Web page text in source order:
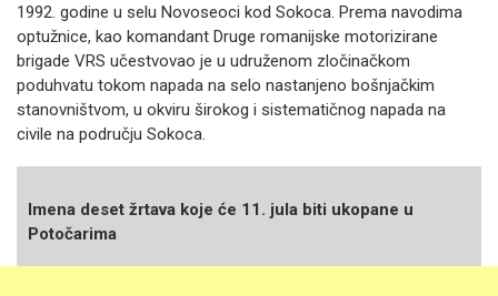
1992. godine u selu Novoseoci kod Sokoca. Prema navodima
optužnice, kao komandant Druge romanijske motorizirane
brigade VRS učestvovao je u udruženom zločinačkom
poduhvatu tokom napada na selo nastanjeno bošnjačkim
stanovništvom, u okviru širokog i sistematičnog napada na
civile na području Sokoca.
Imena deset žrtava koje će 11. jula biti ukopane u
Potočarima